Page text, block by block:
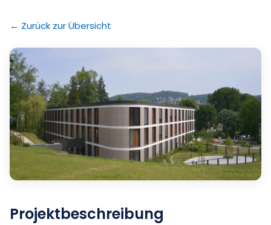
← Zurück zur Übersicht
Projektbeschreibung